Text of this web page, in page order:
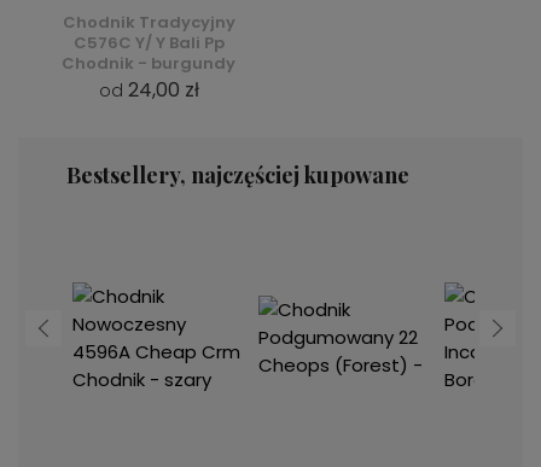
Chodnik Tradycyjny
C576C Y/ Y Bali Pp
Chodnik - burgundy
od 24,00 zł
Bestsellery, najczęściej kupowane